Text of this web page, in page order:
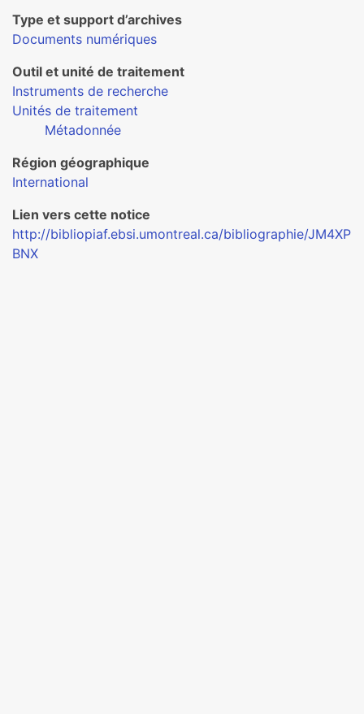
Type et support d’archives
Documents numériques
Outil et unité de traitement
Instruments de recherche
Unités de traitement
Métadonnée
Région géographique
International
Lien vers cette notice
http://bibliopiaf.ebsi.umontreal.ca/bibliographie/JM4XP
BNX